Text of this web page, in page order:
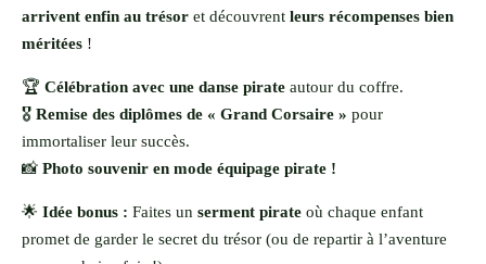
arrivent enfin au trésor et découvrent leurs récompenses bien
méritées !
🏆 Célébration avec une danse pirate autour du coffre.
🎖 Remise des diplômes de « Grand Corsaire » pour
immortaliser leur succès.
📸 Photo souvenir en mode équipage pirate !
🌟 Idée bonus : Faites un serment pirate où chaque enfant
promet de garder le secret du trésor (ou de repartir à l’aventure